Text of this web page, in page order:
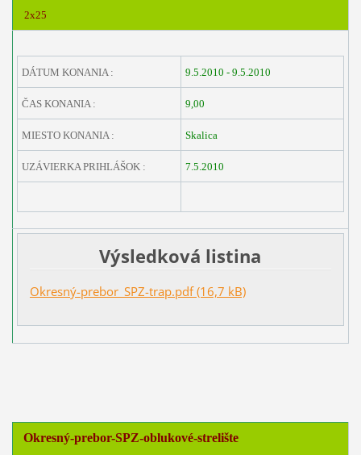
2x25
DÁTUM KONANIA : 9.5.2010 - 9.5.2010
ČAS KONANIA : 9,00
MIESTO KONANIA : Skalica
UZÁVIERKA PRIHLÁŠOK : 7.5.2010
Výsledková listina
Okresný-prebor_SPZ-trap.pdf (16,7 kB)
Okresný-prebor-SPZ-oblukové-strelište